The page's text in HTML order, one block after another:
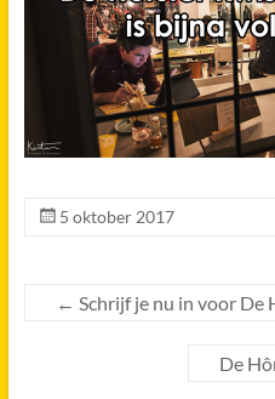
5 oktober 2017
← Schrijf je nu in voor De
De